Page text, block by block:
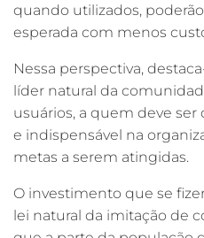
quando utilizados,
esperada com menos
Nessa perspectiva,
líder natural da
usuários, a quem deve
e indispensável na
metas a serem atingidas.
O investimento que se
lei natural da imitação de